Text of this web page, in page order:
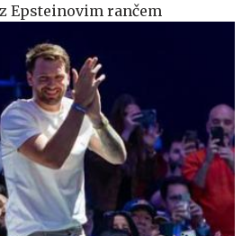
Epsteinovim rančem